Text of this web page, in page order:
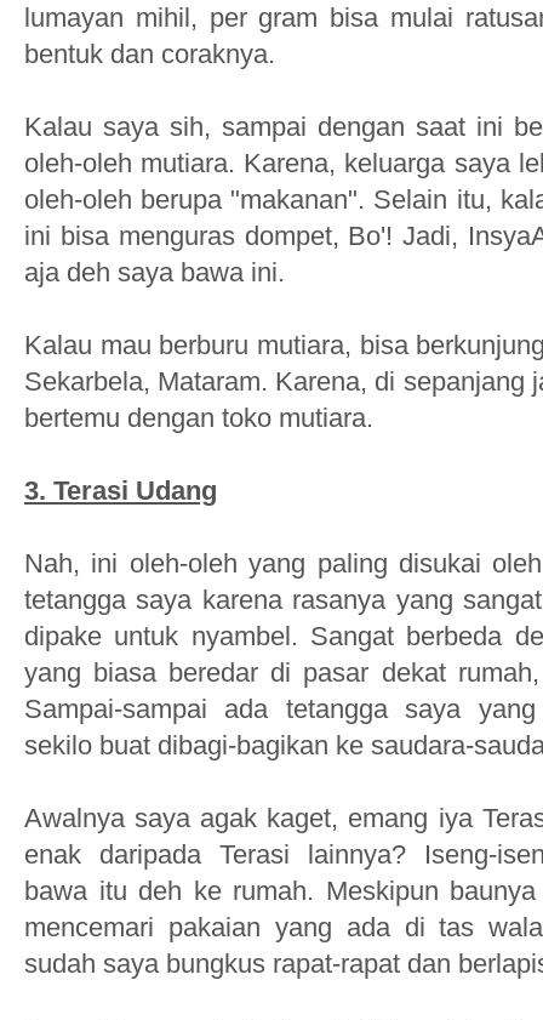
lumayan mihil, per gram bisa mulai
bentuk dan coraknya.
Kalau saya sih, sampai dengan saat ini
oleh-oleh mutiara. Karena, keluarga saya
oleh-oleh berupa "makanan". Selain itu,
ini bisa menguras dompet, Bo'! Jadi,
aja deh saya bawa ini.
Kalau mau berburu mutiara, bisa
Sekarbela, Mataram. Karena, di sepanjang
bertemu dengan toko mutiara.
3. Terasi Udang
Nah, ini oleh-oleh yang paling disukai
tetangga saya karena rasanya yang
dipake untuk nyambel. Sangat berbeda
yang biasa beredar di pasar dekat
Sampai-sampai ada tetangga saya
sekilo buat dibagi-bagikan ke saudara-
Awalnya saya agak kaget, emang iya
enak daripada Terasi lainnya? Iseng-
bawa itu deh ke rumah. Meskipun
mencemari pakaian yang ada di tas
sudah saya bungkus rapat-rapat dan